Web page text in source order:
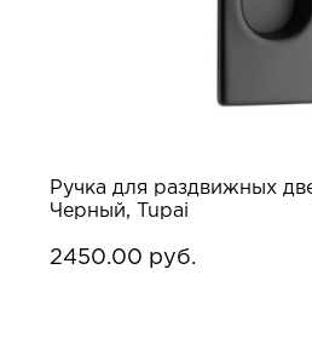
Ручка для раздвижных
Черный, Tupai
2450.00 руб.